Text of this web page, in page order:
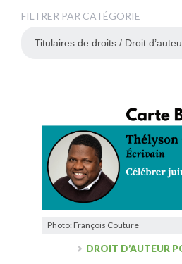
FILTRER PAR CATÉGORIE
Photo: François Couture
DROIT D’AUTEUR